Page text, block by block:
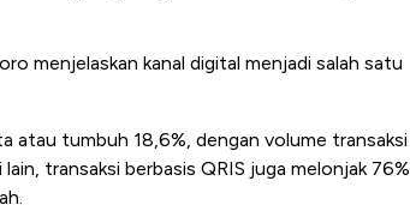
menjelaskan kanal digital menjadi salah satu
atau tumbuh 18,6%, dengan volume transaksi
transaksi berbasis QRIS juga melonjak 76%